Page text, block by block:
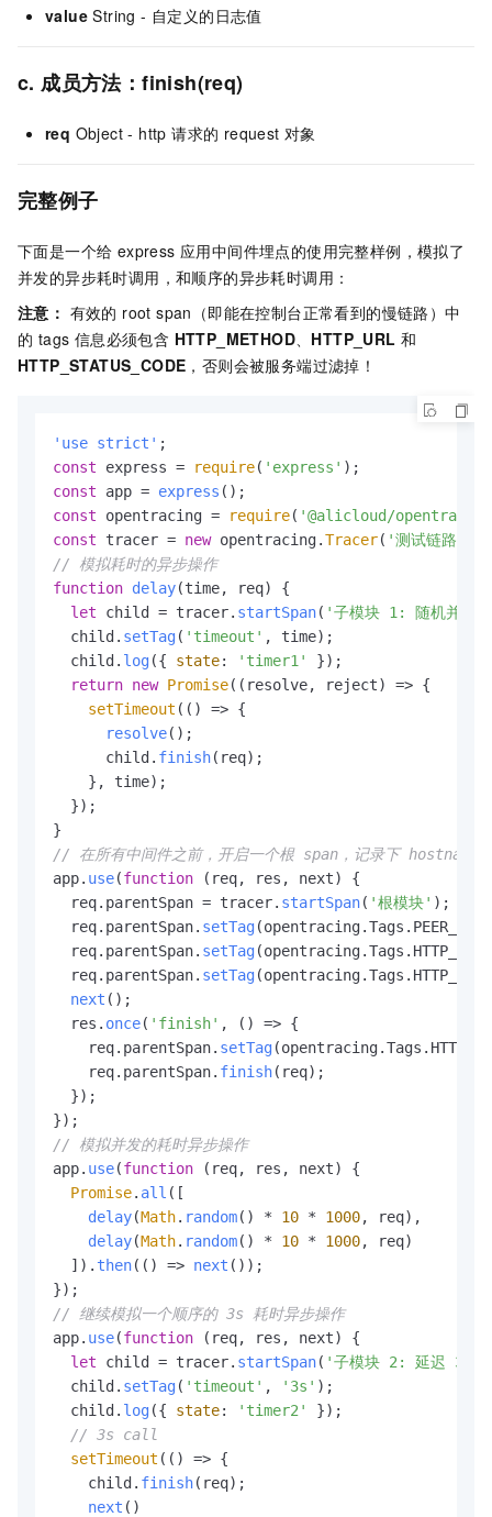
value String - 自定义的日志值
c. 成员方法：finish(req)
req Object - http 请求的 request 对象
完整例子
下面是一个给 express 应用中间件埋点的使用完整样例，模拟了
并发的异步耗时调用，和顺序的异步耗时调用：
注意： 有效的 root span（即能在控制台正常看到的慢链路）中
的 tags 信息必须包含 HTTP_METHOD HTTP_URL 和
HTTP_STATUS_CODE ，否则会被服务端过滤掉！
'use strict'
const express = require( 'express'
const app = express
const opentracing = require( '@alicloud/
const tracer = new opentracing.Tracer( '测试链路'
// 模拟耗时的异步操作
function delay(time, req) {
let child = tracer. startSpan( '子模块 1: 随机并发
  child.
setTag( 'timeout' , time);
  child.
log({ state: 'timer1'
});
return new Promise( ( resolve, reject) => {
setTimeout ( () => {
resolve();
      child.
finish(req);
    }, time);
  });
// 在所有中间件之前，开启一个根 span，记录下 hostname
app. use(function ( req, res, next) {
  req.
parentSpan = tracer. startSpan( '根模块' );
  req.
parentSpan. setTag(opentracing.Tags .
  req.
parentSpan. setTag(opentracing.Tags .
  req.
parentSpan. setTag(opentracing.Tags . HTTP_URL
next ();
  res.
once( 'finish' , () => {
    req.
parentSpan. setTag(opentracing.Tags .
    req.
parentSpan. finish(req);
  });
// 模拟并发的耗时异步操作
app. use(function ( req, res, next) {
Promise. all ([
delay(Math. random() * 10 * 1000, req),
delay(Math. random() * 10 * 1000, req)
  ]).
then( () => next ());
// 继续模拟一个顺序的 3s 耗时异步操作
app. use(function ( req, res, next) {
let child = tracer. startSpan( '子模块 2: 延迟 3s'
  child.
setTag( 'timeout' , '3s' );
  child.
log({ state: 'timer2'
});
// 3s call
setTimeout ( () => {
    child.
finish(req);
next ()